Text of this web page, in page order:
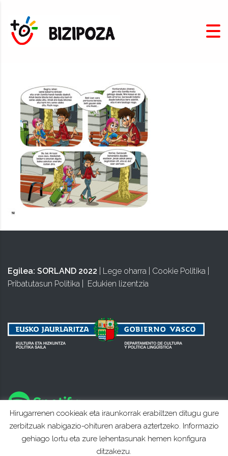
Egilea: SORLAND 2022 Lege oharra Cookie Politika
Pribatutasun Politika
Edukien lizentzia
Hirugarrenen cookieak eta iraunkorrak erabiltzen ditugu gure
zerbitzuak nabigazio-ohituren arabera aztertzeko. Informazio
gehiago lortu eta zure lehentasunak hemen konfigura
ditzakezu.